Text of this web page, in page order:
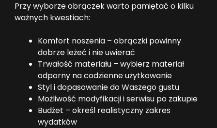
Przy wyborze obrączek warto pamiętać o kilku
ważnych kwestiach:
Komfort noszenia – obrączki powinny
dobrze leżeć i nie uwierać
Trwałość materiału – wybierz materiał
odporny na codzienne użytkowanie
Styl i dopasowanie do Waszego gustu
Możliwość modyfikacji i serwisu po zakupie
Budżet – określ realistyczny zakres
wydatków